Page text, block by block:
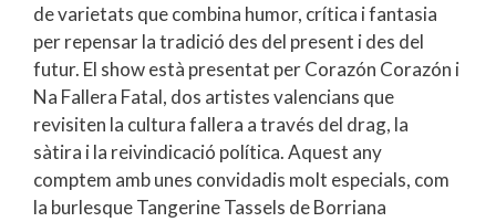
de varietats que combina humor, crítica i fantasia
per repensar la tradició des del present i des del
futur. El show està presentat per Corazón Corazón i
Na Fallera Fatal, dos artistes valencians que
revisiten la cultura fallera a través del drag, la
sàtira i la reivindicació política. Aquest any
comptem amb unes convidadis molt especials, com
la burlesque Tangerine Tassels de Borriana